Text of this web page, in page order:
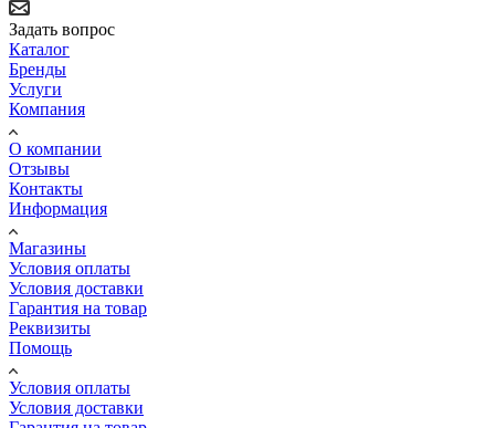
Задать вопрос
Каталог
Бренды
Услуги
Компания
О компании
Отзывы
Контакты
Информация
Магазины
Условия оплаты
Условия доставки
Гарантия на товар
Реквизиты
Помощь
Условия оплаты
Условия доставки